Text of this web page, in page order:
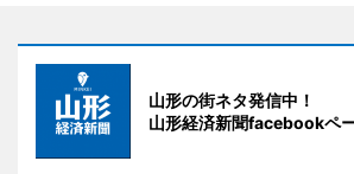
山形の街ネタ発信中！
山形経済新聞facebookペ